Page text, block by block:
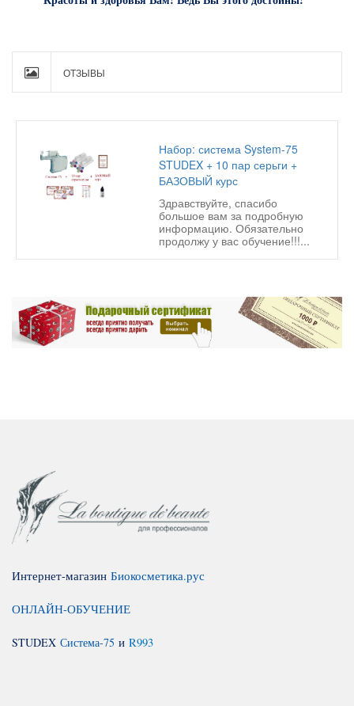
ОТЗЫВЫ
Набор: система System-75
STUDEX + 10 пар серьги +
БАЗОВЫЙ курс
Здравствуйте, спасибо
большое вам за подробную
информацию. Обязательно
продолжу у вас обучение!!!...
Интернет-магазин Биокосметика.рус
ОНЛАЙН-ОБУЧЕНИЕ
STUDEX Система-75 и R993